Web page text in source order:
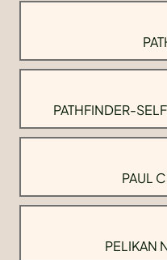
PATHFINDER-
PAUL
PELIKAN